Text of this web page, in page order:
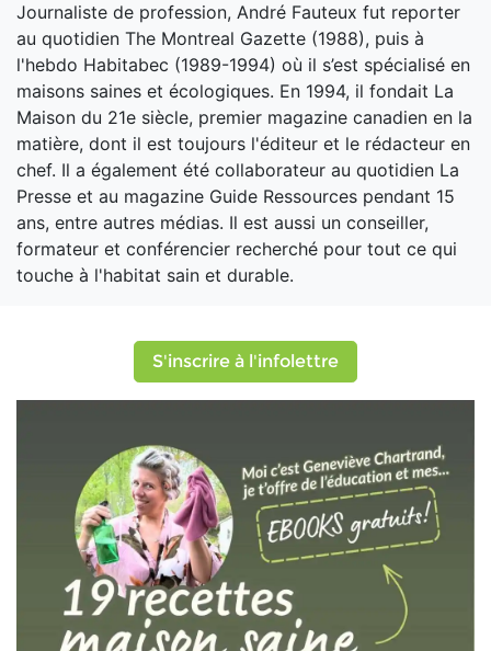
Journaliste de profession, André Fauteux fut reporter
au quotidien The Montreal Gazette (1988), puis à
l'hebdo Habitabec (1989-1994) où il s’est spécialisé en
maisons saines et écologiques. En 1994, il fondait La
Maison du 21e siècle, premier magazine canadien en la
matière, dont il est toujours l'éditeur et le rédacteur en
chef. Il a également été collaborateur au quotidien La
Presse et au magazine Guide Ressources pendant 15
ans, entre autres médias. Il est aussi un conseiller,
formateur et conférencier recherché pour tout ce qui
touche à l'habitat sain et durable.
S'inscrire à l'infolettre